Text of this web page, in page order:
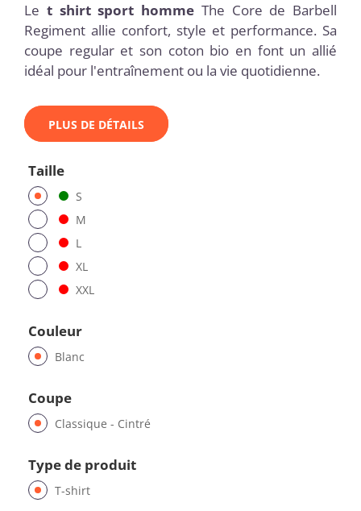
Le t shirt sport homme The Core de Barbell
Regiment allie confort, style et performance. Sa
coupe regular et son coton bio en font un allié
idéal pour l'entraînement ou la vie quotidienne.
PLUS DE DÉTAILS
Taille
S
M
L
XL
XXL
Couleur
Blanc
Coupe
Classique - Cintré
Type de produit
T-shirt